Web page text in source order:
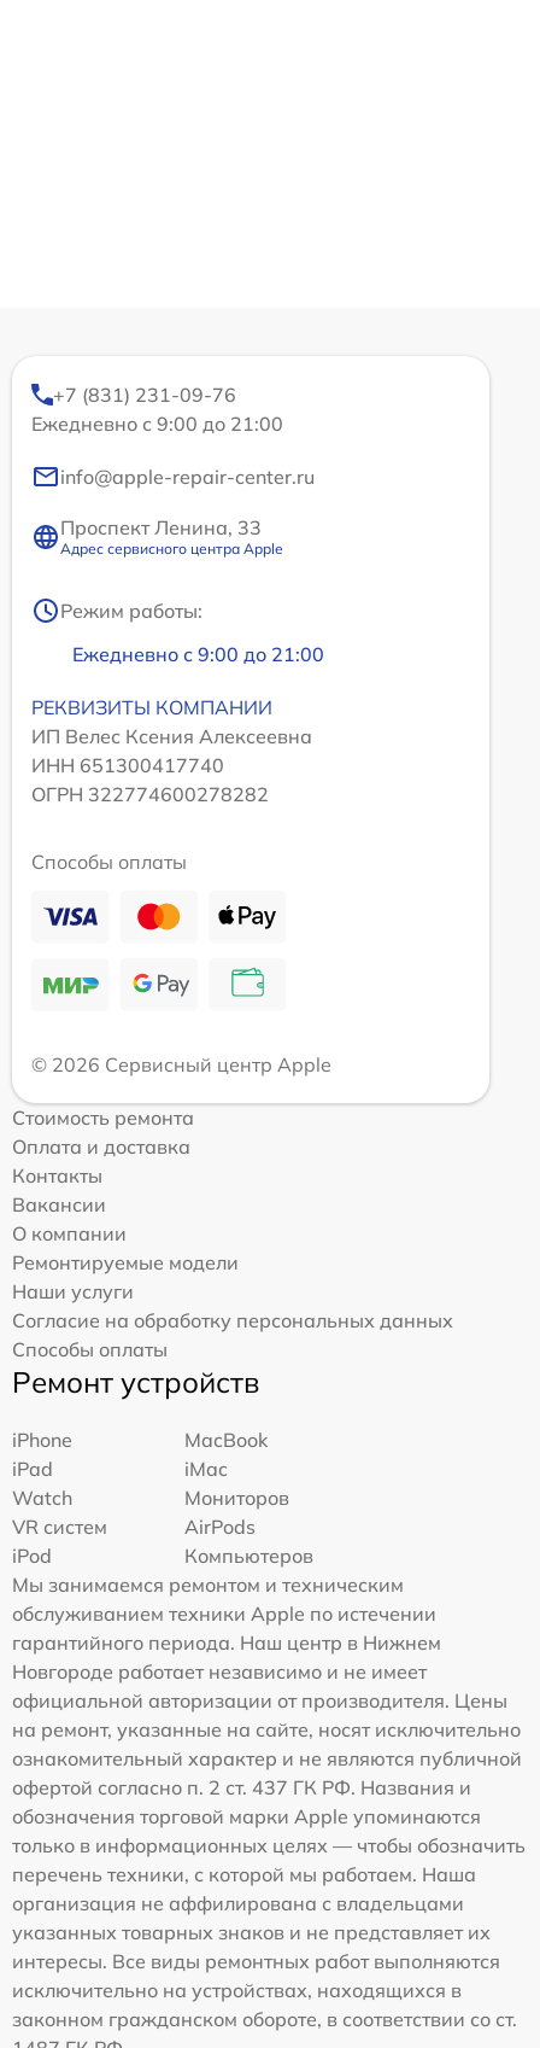
+7 (831) 231-09-76
Ежедневно с 9:00 до 21:00
info@apple-repair-center.ru
Проспект Ленина, 33
Адрес сервисного центра Apple
Режим работы:
Ежедневно с 9:00 до 21:00
РЕКВИЗИТЫ КОМПАНИИ
ИП Велес Ксения Алексеевна
ИНН 651300417740
ОГРН 322774600278282
Способы оплаты
© 2026 Сервисный центр Apple
Стоимость ремонта
Оплата и доставка
Контакты
Вакансии
О компании
Ремонтируемые модели
Наши услуги
Согласие на обработку персональных данных
Способы оплаты
Ремонт устройств
iPhone
MacBook
iPad
iMac
Watch
Мониторов
VR систем
AirPods
iPod
Компьютеров
Мы занимаемся ремонтом и техническим
обслуживанием техники Apple по истечении
гарантийного периода. Наш центр в Нижнем
Новгороде работает независимо и не имеет
официальной авторизации от производителя. Цены
на ремонт, указанные на сайте, носят исключительно
ознакомительный характер и не являются публичной
офертой согласно п. 2 ст. 437 ГК РФ. Названия и
обозначения торговой марки Apple упоминаются
только в информационных целях — чтобы обозначить
перечень техники, с которой мы работаем. Наша
организация не аффилирована с владельцами
указанных товарных знаков и не представляет их
интересы. Все виды ремонтных работ выполняются
исключительно на устройствах, находящихся в
законном гражданском обороте, в соответствии со ст.